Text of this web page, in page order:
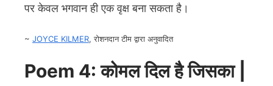
पर केवल भगवान ही एक वृक्ष बना सकता है।
~ JOYCE KILMER, रोशनदान टीम द्वारा अनुवादित
Poem 4: कोमल दिल है जिसका |